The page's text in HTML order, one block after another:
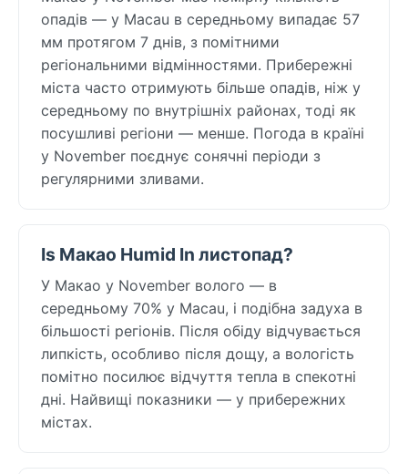
опадів — у Macau в середньому випадає 57
мм протягом 7 днів, з помітними
регіональними відмінностями. Прибережні
міста часто отримують більше опадів, ніж у
середньому по внутрішніх районах, тоді як
посушливі регіони — менше. Погода в країні
у November поєднує сонячні періоди з
регулярними зливами.
Is Макао Humid In листопад?
У Макао у November волого — в
середньому 70% у Macau, і подібна задуха в
більшості регіонів. Після обіду відчувається
липкість, особливо після дощу, а вологість
помітно посилює відчуття тепла в спекотні
дні. Найвищі показники — у прибережних
містах.